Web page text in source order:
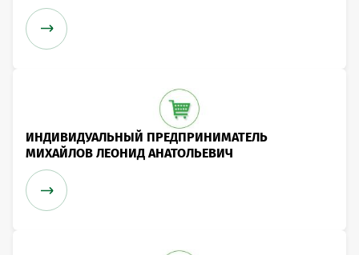
ИНДИВИДУАЛЬНЫЙ ПРЕДПРИНИМАТЕЛЬ
МИХАЙЛОВ ЛЕОНИД АНАТОЛЬЕВИЧ